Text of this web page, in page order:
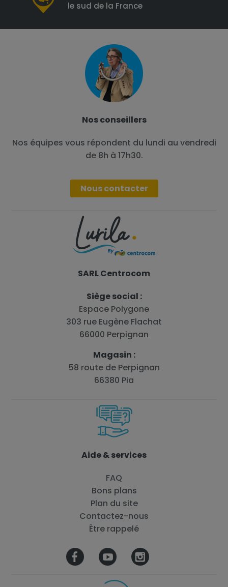
le sud de la France
Nos conseillers
Nos équipes vous répondent du lundi au vendredi
de 8h à 17h30.
Nous contacter
SARL Centrocom
Siège social :
Espace Polygone
303 rue Eugène Flachat
66000 Perpignan
Magasin :
58 route de Perpignan
66380 Pia
Aide & services
FAQ
Bons plans
Plan du site
Contactez-nous
Être rappelé